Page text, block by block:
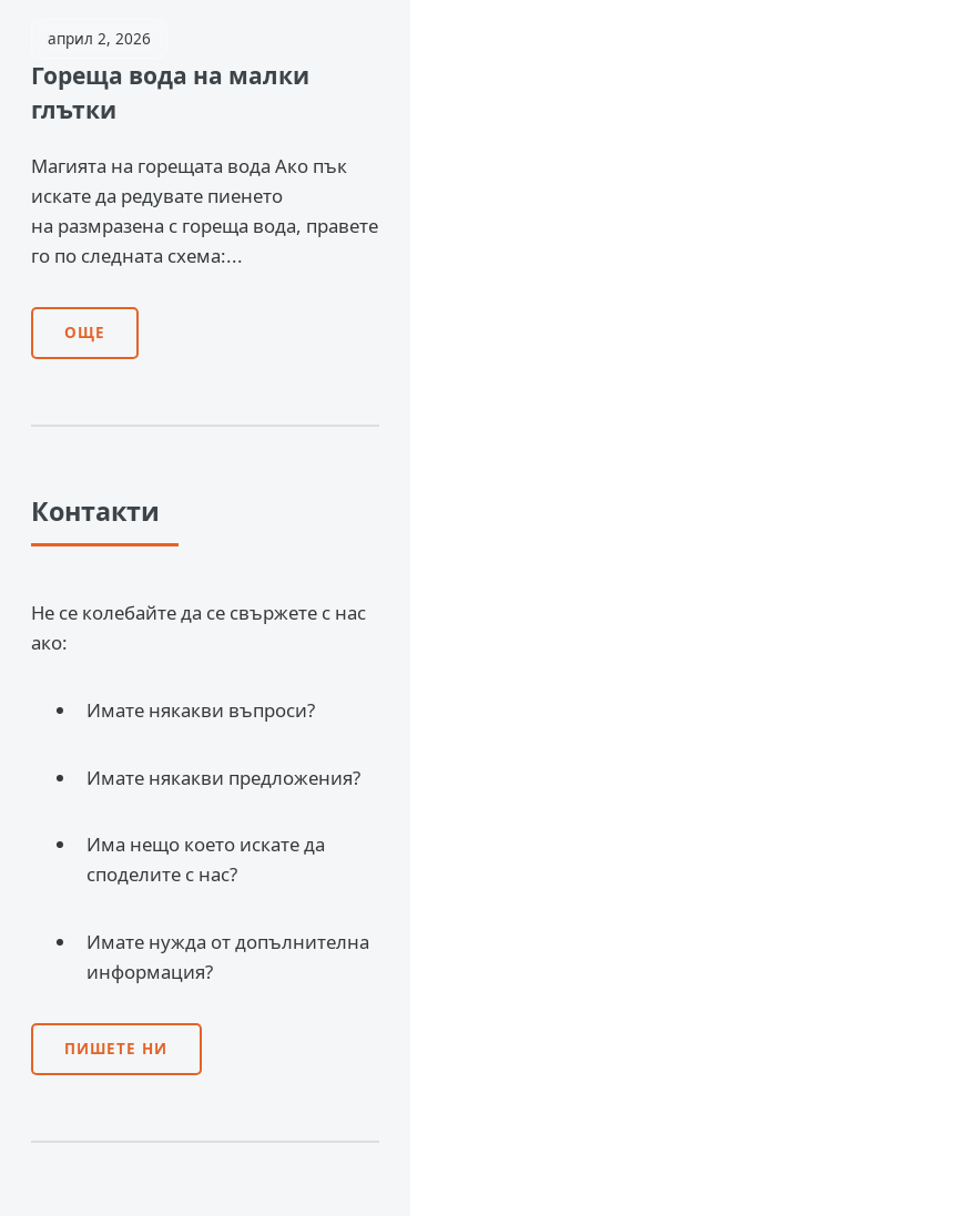
април 2, 2026
Гореща вода на малки
глътки
Магията на горещата вода Ако пък
искате да редувате пиенето
на размразена с гореща вода, правете
го по следната схема:...
ОЩЕ
Контакти
Не се колебайте да се свържете с нас
ако:
Имате някакви въпроси?
Имате някакви предложения?
Има нещо което искате да
споделите с нас?
Имате нужда от допълнителна
информация?
ПИШЕТЕ НИ